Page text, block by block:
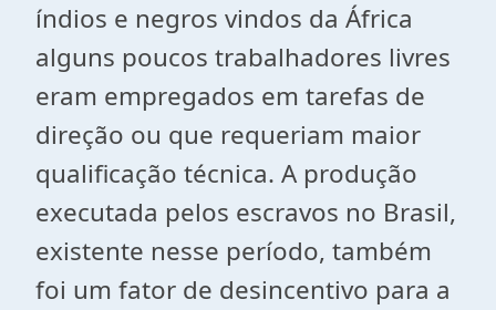
índios e negros vindos da África
alguns poucos trabalhadores livres
eram empregados em tarefas de
direção ou que requeriam maior
qualificação técnica. A produção
executada pelos escravos no Brasil,
existente nesse período, também
foi um fator de desincentivo para a